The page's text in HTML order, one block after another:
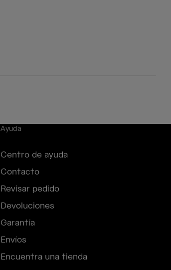
Ayuda
Centro de ayuda
Contacto
Revisar pedido
Devoluciones
Garantía
Envíos
Encuentra una tienda